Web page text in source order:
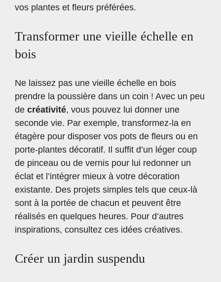
vos plantes et fleurs préférées.
Transformer une vieille échelle en
bois
Ne laissez pas une vieille échelle en bois
prendre la poussière dans un coin ! Avec un peu
de créativité, vous pouvez lui donner une
seconde vie. Par exemple, transformez-la en
étagère pour disposer vos pots de fleurs ou en
porte-plantes décoratif. Il suffit d’un léger coup
de pinceau ou de vernis pour lui redonner un
éclat et l’intégrer mieux à votre décoration
existante. Des projets simples tels que ceux-là
sont à la portée de chacun et peuvent être
réalisés en quelques heures. Pour d’autres
inspirations, consultez ces idées créatives.
Créer un jardin suspendu